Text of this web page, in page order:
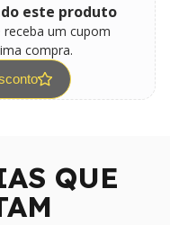
este produto
receba um cupom
compra.
QUE